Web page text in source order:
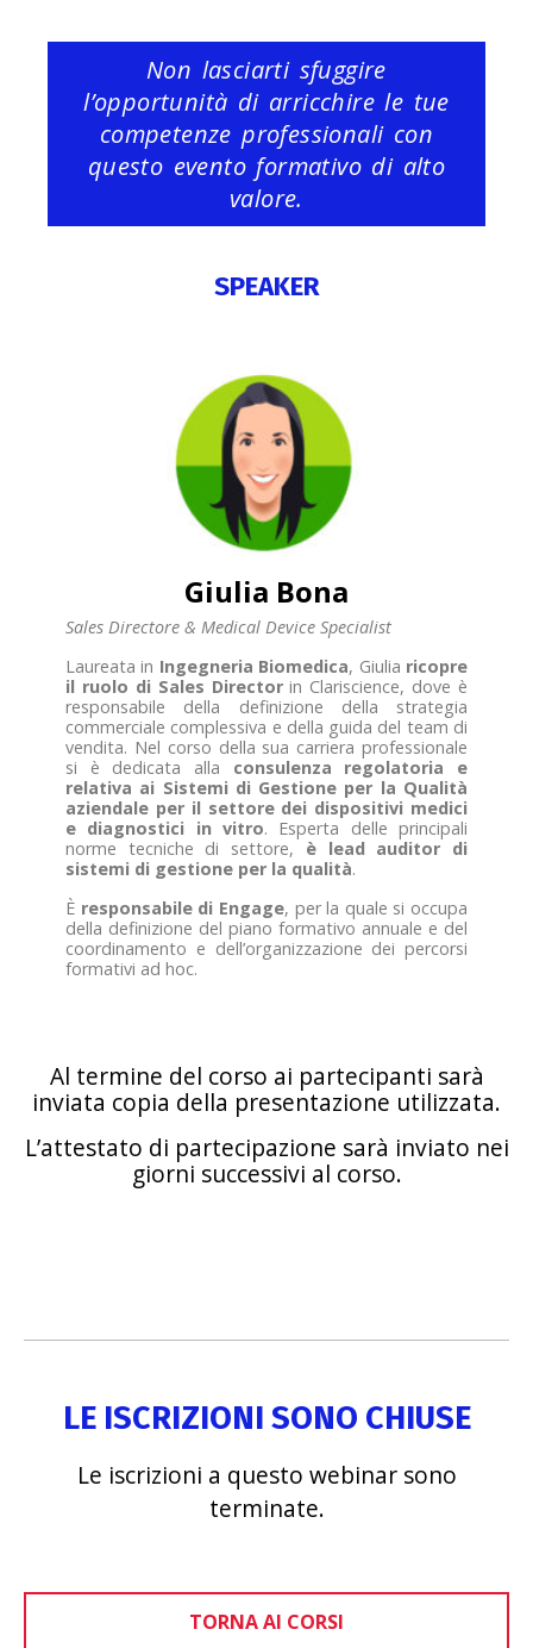
Non lasciarti sfuggire
l’opportunità di arricchire le tue
competenze professionali con
questo evento formativo di alto
valore.
SPEAKER
Giulia Bona
Sales Directore & Medical Device Specialist
Laureata in Ingegneria Biomedica, Giulia ricopre
il ruolo di Sales Directorin Clariscience, dove è
responsabile della definizione della strategia
commerciale complessiva e della guida del team di
vendita. Nel corso della sua carriera professionale
si è dedicata alla consulenza regolatoria e
relativa ai Sistemi di Gestione per la Qualità
aziendale per il settore dei dispositivi medici
e diagnostici in vitro. Esperta delle principali
norme tecniche di settore, è lead auditor di
sistemi di gestione per la qualità.
È responsabile di Engage, per la quale si occupa
della definizione del piano formativo annuale e del
coordinamento e dell’organizzazione dei percorsi
formativi ad hoc.
Al termine del corso ai partecipanti sarà
inviata copia della presentazione utilizzata.
L’attestato di partecipazione sarà inviato nei
giorni successivi al corso.
LE ISCRIZIONI SONO CHIUSE
Le iscrizioni a questo webinar sono
terminate.
TORNA AI CORSI